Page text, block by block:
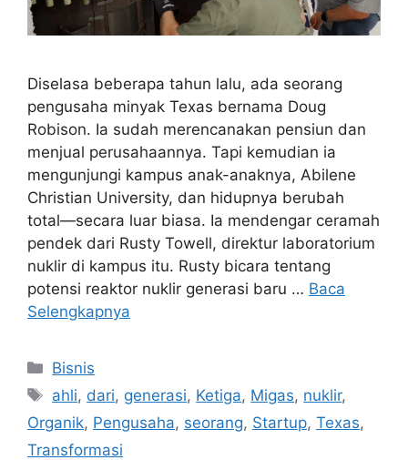
Diselasa beberapa tahun lalu, ada seorang
pengusaha minyak Texas bernama Doug
Robison. Ia sudah merencanakan pensiun dan
menjual perusahaannya. Tapi kemudian ia
mengunjungi kampus anak-anaknya, Abilene
Christian University, dan hidupnya berubah
total—secara luar biasa. Ia mendengar ceramah
pendek dari Rusty Towell, direktur laboratorium
nuklir di kampus itu. Rusty bicara tentang
potensi reaktor nuklir generasi baru … Baca
Selengkapnya
Kategori
Bisnis
Tag
ahli, dari, generasi, Ketiga, Migas, nuklir,
Organik, Pengusaha, seorang, Startup, Texas,
Transformasi